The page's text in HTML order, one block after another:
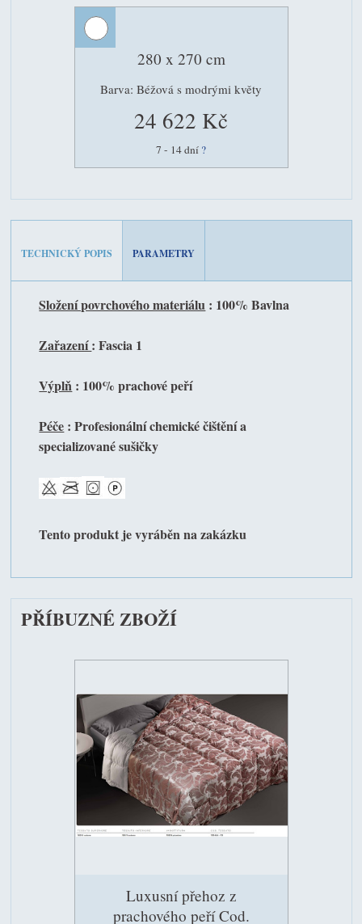
280 x 270 cm
Barva: Béžová s modrými květy
24 622 Kč
7 - 14 dní ?
TECHNICKÝ POPIS PARAMETRY
Složení povrchového materiálu : 100% Bavlna
Zařazení: Fascia 1
Výplň : 100% prachové peří
Péče : Profesionální chemické čištění a
specializované sušičky
Tento produkt je vyráběn na zakázku
PŘÍBUZNÉ ZBOŽÍ
Luxusní přehoz z
prachového peří Cod.